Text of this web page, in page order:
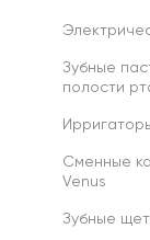
Зубные
полости
Сменные
Venus
Зубные